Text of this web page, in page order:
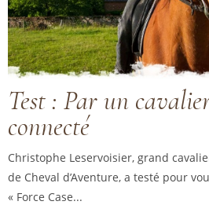
Test : Par un
connecté
Christophe Leservoisier, grand
de Cheval d’Aventure, a testé pour
« Force Case...